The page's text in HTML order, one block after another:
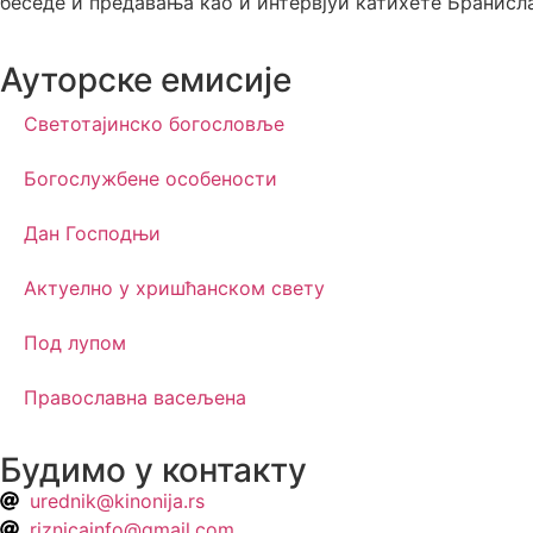
Ауторске емисије
Светотајинско богословље
Богослужбене особености
Дан Господњи
Актуелно у хришћанском свету
Под лупом
Православна васељена
Будимо у контакту
urednik@kinonija.rs